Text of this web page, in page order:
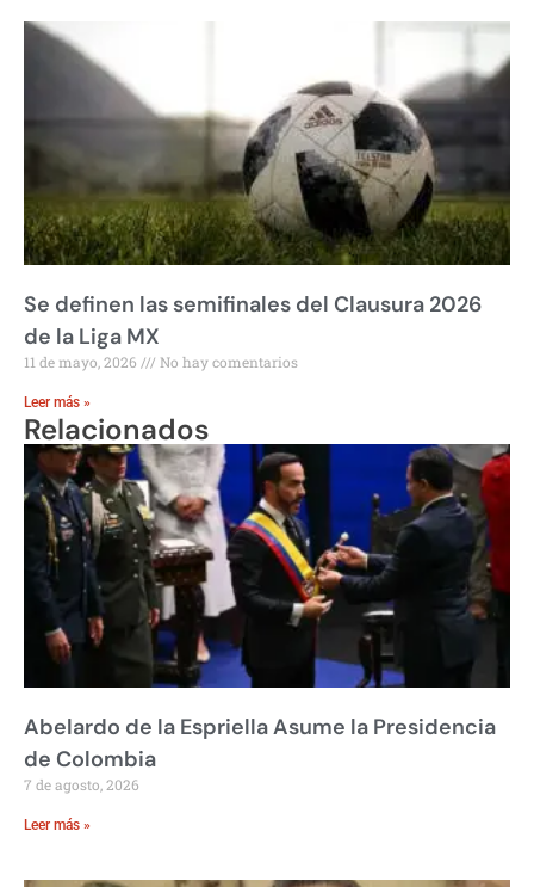
Se definen las semifinales del Clausura 2026
de la Liga MX
11 de mayo, 2026 No hay comentarios
Leer más »
Relacionados
Abelardo de la Espriella Asume la Presidencia
de Colombia
7 de agosto, 2026
Leer más »